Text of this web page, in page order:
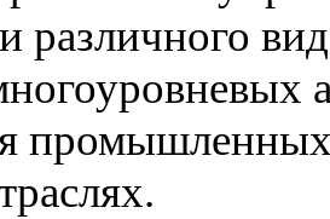
различного